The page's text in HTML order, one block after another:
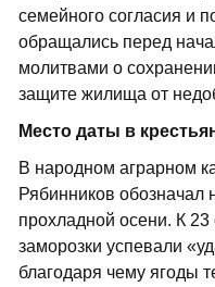
семейного согласия и
обращались перед
молитвами о
защите жилища от
Место даты в
В народном аграрном
Рябинников обозначал
прохладной осени. К
заморозки успевали
благодаря чему ягоды